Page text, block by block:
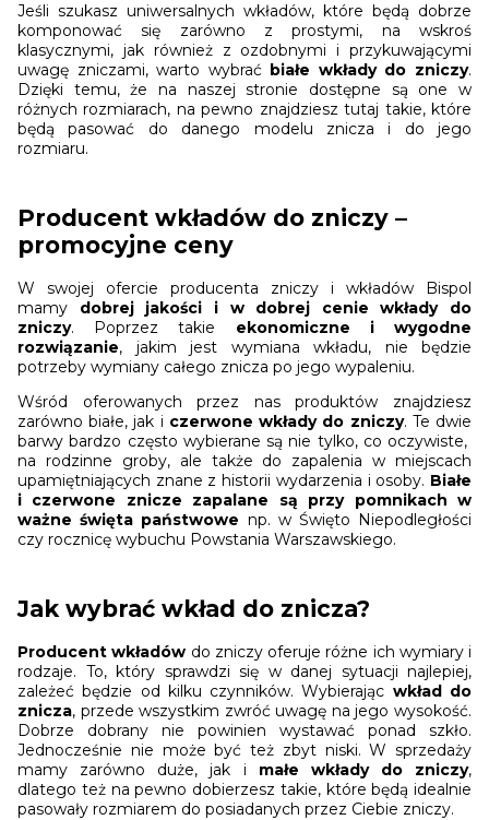
Jeśli szukasz uniwersalnych wkładów, które będą dobrze
komponować się zarówno z prostymi, na wskroś
klasycznymi, jak również z ozdobnymi i przykuwającymi
uwagę zniczami, warto wybrać białe wkłady do zniczy.
Dzięki temu, że na naszej stronie dostępne są one w
różnych rozmiarach, na pewno znajdziesz tutaj takie, które
będą pasować do danego modelu znicza i do jego
rozmiaru.
Producent wkładów do zniczy –
promocyjne ceny
W swojej ofercie producenta zniczy i wkładów Bispol
mamy dobrej jakości i w dobrej cenie wkłady do
zniczy. Poprzez takie ekonomiczne i wygodne
rozwiązanie, jakim jest wymiana wkładu, nie będzie
potrzeby wymiany całego znicza po jego wypaleniu.
Wśród oferowanych przez nas produktów znajdziesz
zarówno białe, jak i czerwone wkłady do zniczy. Te dwie
barwy bardzo często wybierane są nie tylko, co oczywiste,
na rodzinne groby, ale także do zapalenia w miejscach
upamiętniających znane z historii wydarzenia i osoby. Białe
i czerwone znicze zapalane są przy pomnikach w
ważne święta państwowe np. w Święto Niepodległości
czy rocznicę wybuchu Powstania Warszawskiego.
Jak wybrać wkład do znicza?
Producent wkładów do zniczy oferuje różne ich wymiary i
rodzaje. To, który sprawdzi się w danej sytuacji najlepiej,
zależeć będzie od kilku czynników. Wybierając wkład do
znicza, przede wszystkim zwróć uwagę na jego wysokość.
Dobrze dobrany nie powinien wystawać ponad szkło.
Jednocześnie nie może być też zbyt niski. W sprzedaży
mamy zarówno duże, jak i małe wkłady do zniczy,
dlatego też na pewno dobierzesz takie, które będą idealnie
pasowały rozmiarem do posiadanych przez Ciebie zniczy.